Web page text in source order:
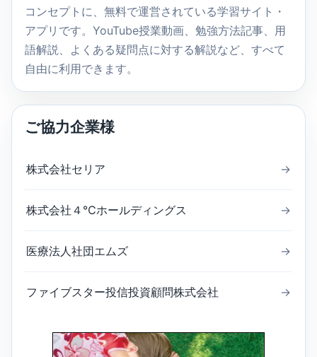
コンセプトに、無料で運営されている学習サイト・
アプリです。YouTube授業動画、勉強方法記事、用
語解説、よくある疑問点に対する解説など、すべて
自由に利用できます。
ご協力企業様
株式会社セリア →
株式会社４℃ホールディングス →
医療法人社団エムズ →
ファイブスター投信投資顧問株式会社 →